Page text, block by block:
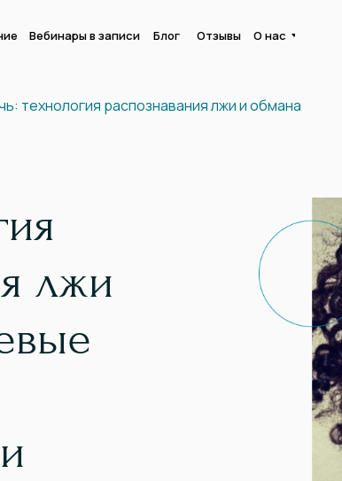
Вебинары в записи Блог Отзывы О нас
технология распознавания лжи и обмана
лжи